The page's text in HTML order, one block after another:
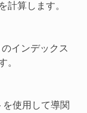
計算します。
インデックス
。
使用して導関